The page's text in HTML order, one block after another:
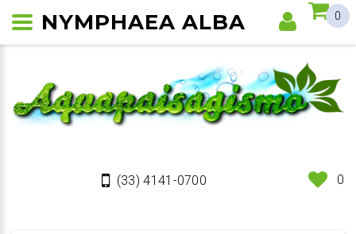
(33) 4141-0700 0
0
NYMPHAEA ALBA